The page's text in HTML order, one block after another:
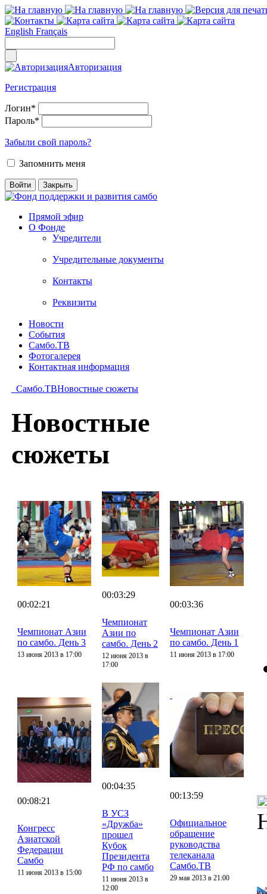
English Français
Авторизация
Регистрация
Логин*
Пароль*
Забыли свой пароль?
Запомнить меня
Прямой эфир
О Фонде
Учредители
Учредительные документы
Контакты
Реквизиты
Новости
События
Самбо.ТВ
Фотогалерея
Контактная информация
Самбо.ТВНовостные сюжеты
Новостные
сюжеты
00:02:21
Чемпионат Азии
по самбо. День 3
13 июня 2013 в 17:00
00:03:29
Чемпионат
Азии по
самбо. День 2
12 июня 2013 в
17:00
00:03:36
Чемпионат Азии
по самбо. День 1
11 июня 2013 в 17:00
00:08:21
Конгресс
Азиатской
Федерации
Самбо
11 июня 2013 в 15:00
00:04:35
В УСЗ
«Дружба»
прошел
Кубок
Президента
РФ по самбо
11 июня 2013 в
12:00
00:13:59
Официальное
обращение
руководства
телеканала
Самбо.ТВ
29 мая 2013 в 21:00